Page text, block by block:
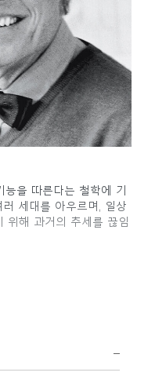
을 따른다는 철학에 기
세대를 아우르며, 일상
위해 과거의 추세를 끊임
Diffrient는 엔지니어링,
Dreyfuss 스튜디오에서